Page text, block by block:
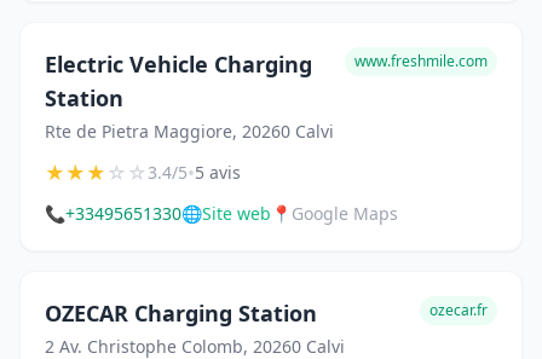
Electric Vehicle Charging
Station
Rte de Pietra Maggiore, 20260 Calvi
www.freshmile.com
★★★☆☆3.4/5•5 avis
📞+33495651330🌐Site web 📍 Google Maps
OZECAR Charging Station
2 Av. Christophe Colomb, 20260 Calvi
ozecar.fr